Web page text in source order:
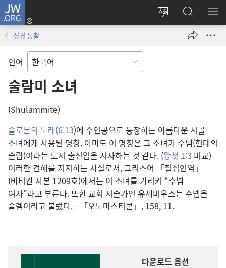
JW.ORG
사이트
변경
로그인
(새로운
열기)
JW.ORG
검색
메
성경 통찰
언어
술람미 소녀
(Shulammite)
솔로몬의 노래(6:13)에 주인공으로 등장하는 아름다운 시골
소녀에게 사용된 명칭. 아마도 이 명칭은 그 소녀가 수넴(현대의
술람)이라는 도시 출신임을 시사하는 것 같다. (왕첫 1:3 비교)
이러한 견해를 지지하는 사실로서, 그리스어 「칠십인역」
(바티칸 사본 1209호)에서는 이 소녀를 가리켜 “수넴
여자”라고 부른다. 또한 교회 저술가인 유세비우스는 수넴을
술렘이라고 불렀다.—「오노마스티콘」, 158, 11.
다운로드 옵션